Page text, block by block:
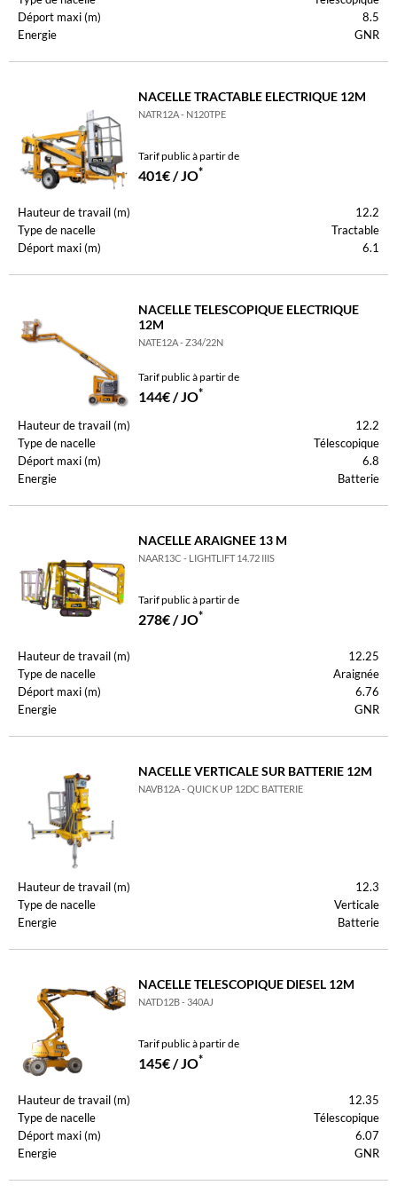
Déport maxi (m)
8.5
Energie
GNR
NACELLE TRACTABLE ELECTRIQUE 12M
NATR12A - N120TPE
Tarif public à partir de
401€ / JO*
Hauteur de travail (m)
12.2
Type de nacelle
Tractable
Déport maxi (m)
6.1
NACELLE TELESCOPIQUE ELECTRIQUE
12M
NATE12A - Z34/22N
Tarif public à partir de
144€ / JO*
Hauteur de travail (m)
12.2
Type de nacelle
Télescopique
Déport maxi (m)
6.8
Energie
Batterie
NACELLE ARAIGNEE 13 M
NAAR13C - LIGHTLIFT 14.72 IIIS
Tarif public à partir de
278€ / JO*
Hauteur de travail (m)
12.25
Type de nacelle
Araignée
Déport maxi (m)
6.76
Energie
GNR
NACELLE VERTICALE SUR BATTERIE 12M
NAVB12A - QUICK UP 12DC BATTERIE
Hauteur de travail (m)
12.3
Type de nacelle
Verticale
Energie
Batterie
NACELLE TELESCOPIQUE DIESEL 12M
NATD12B - 340AJ
Tarif public à partir de
145€ / JO*
Hauteur de travail (m)
12.35
Type de nacelle
Télescopique
Déport maxi (m)
6.07
Energie
GNR